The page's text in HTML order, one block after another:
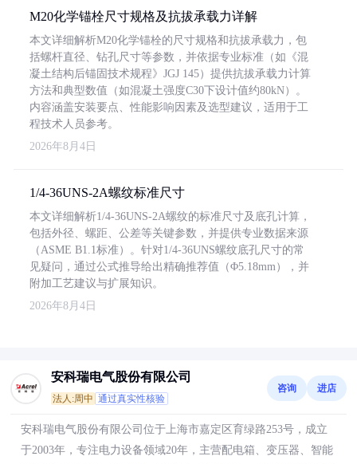
M20化学锚栓尺寸规格及抗拔承载力详解
本文详细解析M20化学锚栓的尺寸规格和抗拔承载力，包
括螺杆直径、钻孔尺寸等参数，并依据专业标准（如《混
凝土结构后锚固技术规程》JGJ 145）提供抗拔承载力计算
方法和典型数值（如混凝土强度C30下设计值约80kN）。
内容涵盖安装要点、性能影响因素及选型建议，适用于工
程技术人员参考。
2026年8月4日
1/4-36UNS-2A螺纹标准尺寸
本文详细解析1/4-36UNS-2A螺纹的标准尺寸及底孔计算，
包括外径、螺距、公差等关键参数，并提供专业数据来源
（ASME B1.1标准）。针对1/4-36UNS螺纹底孔尺寸的常
见疑问，通过公式推导给出精确推荐值（Φ5.18mm），并
附加工艺建议与扩展知识。
2026年8月4日
安科瑞电气股份有限公司
法人:周中 通过真实性核验
咨询 进店
安科瑞电气股份有限公司位于上海市嘉定区育绿路253号，成立
于2003年，专注电力设备领域20年，主营配电箱、变压器、智能